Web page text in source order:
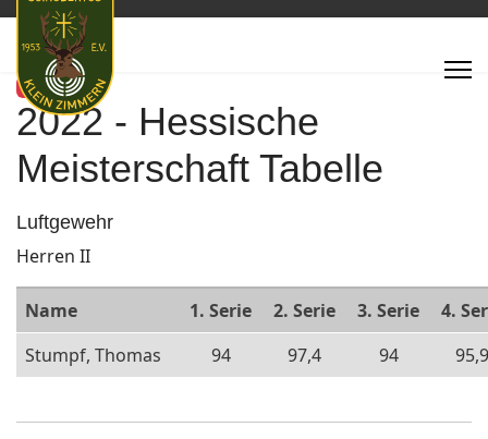
Featured
2022 - Hessische
Meisterschaft Tabelle
Luftgewehr
Herren II
Name 1. Serie 2. Serie 3. Serie
4.
Stumpf, Thomas
94 97,4 94 95,9